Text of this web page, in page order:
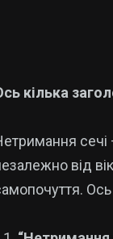
кілька
сечі
від
Ось